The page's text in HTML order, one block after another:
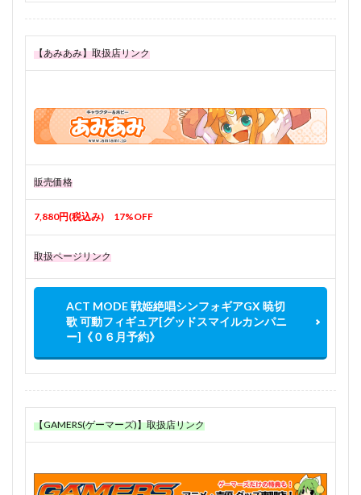
【あみあみ】取扱店リンク
販売価格
7,880円(税込み) 17%OFF
取扱ページリンク
ACT MODE 戦姫絶唱シンフォギアGX 暁切
歌 可動フィギュア[グッドスマイルカンパニ
ー]《０６月予約》
【GAMERS(ゲーマーズ)】取扱店リンク